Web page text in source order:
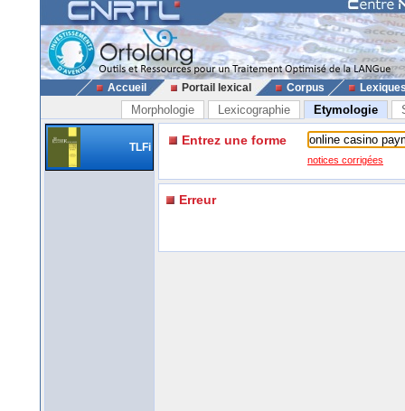
Accueil Portail lexical Corpus
Morphologie Lexicographie Etymologie
TLFi Entrez une forme
notices corrigées
Erreur